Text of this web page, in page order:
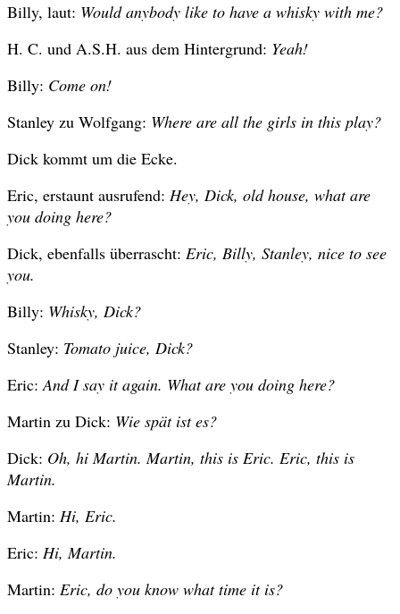
Billy, laut: Would anybody like to have a whisky with me?
H. C. und A.S.H. aus dem Hintergrund: Yeah!
Billy: Come on!
Stanley zu Wolfgang: Where are all the girls in this play?
Dick kommt um die Ecke.
Eric, erstaunt ausrufend: Hey, Dick, old house, what are
you doing here?
Dick, ebenfalls überrascht: Eric, Billy, Stanley, nice to see
you.
Billy: Whisky, Dick?
Stanley: Tomato juice, Dick?
Eric:And I say it again. What are you doing here?
Martin zu Dick: Wie spät ist es?
Dick: Oh, hi Martin. Martin, this is Eric. Eric, this is
Martin.
Martin: Hi, Eric.
Eric: Hi, Martin.
Martin: Eric, do you know what time it is?